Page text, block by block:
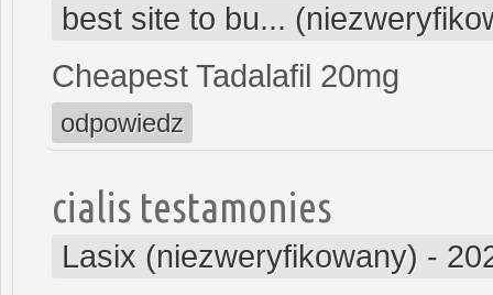
best site to bu...
Cheapest Tadalafil 20mg
odpowiedz
cialis testamonies
Lasix (niezweryfikowany) -